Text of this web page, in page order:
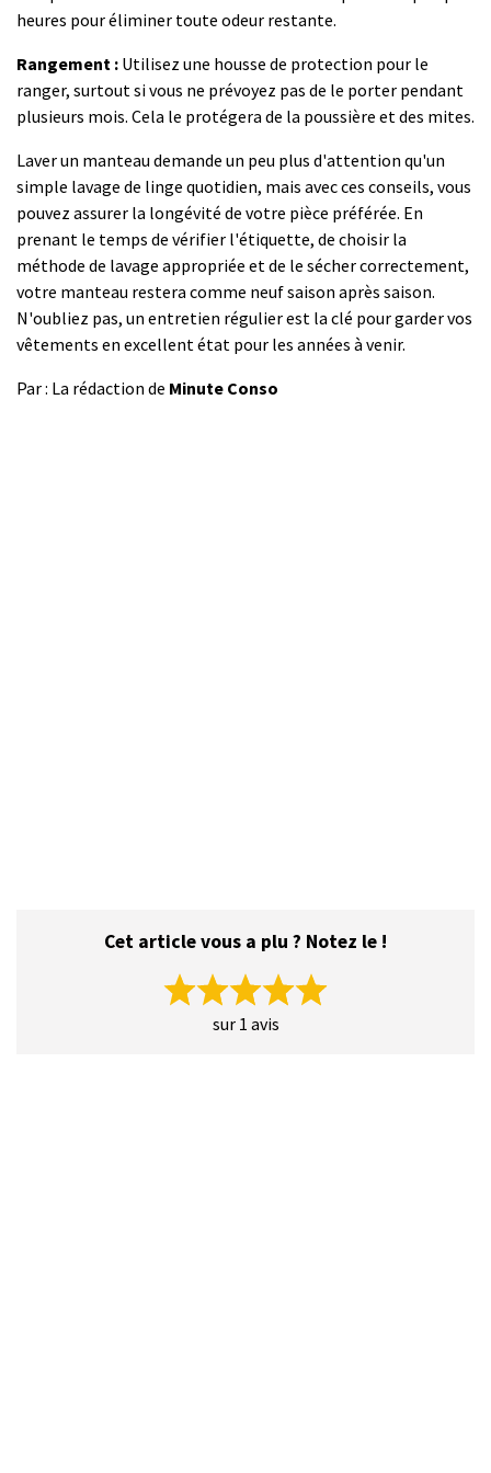
heures pour éliminer toute odeur restante.
Rangement : Utilisez une housse de protection pour le
ranger, surtout si vous ne prévoyez pas de le porter pendant
plusieurs mois. Cela le protégera de la poussière et des mites.
Laver un manteau demande un peu plus d'attention qu'un
simple lavage de linge quotidien, mais avec ces conseils, vous
pouvez assurer la longévité de votre pièce préférée. En
prenant le temps de vérifier l'étiquette, de choisir la
méthode de lavage appropriée et de le sécher correctement,
votre manteau restera comme neuf saison après saison.
N'oubliez pas, un entretien régulier est la clé pour garder vos
vêtements en excellent état pour les années à venir.
Par : La rédaction de Minute Conso
Cet article vous a plu ? Notez le !
sur 1 avis